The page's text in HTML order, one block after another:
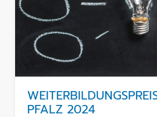
PFALZ 2024